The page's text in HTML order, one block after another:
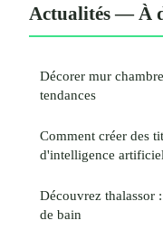
Actualités — À
Décorer mur
tendances
Comment créer des
d'intelligence
Découvrez thalassor
de bain